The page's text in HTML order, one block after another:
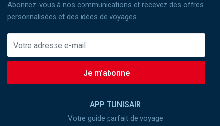
Abonnez-vous à nos communications et recevez des offres
personnalisées et des idées de voyages.
Je m’abonne
APP TUNISAIR
Votre guide parfait de voyage